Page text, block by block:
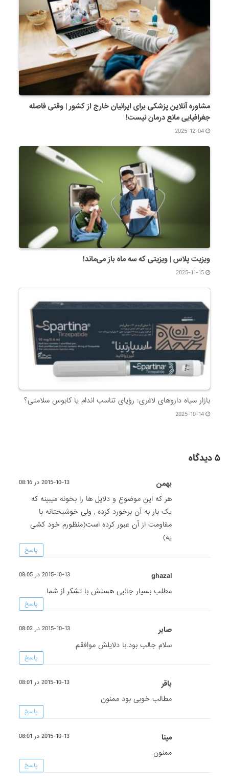
مشاوره آنلاین پزشکی برای ایرانیان خارج از کشور | وقتی فاصله
جغرافیایی مانع درمان نیست!
2025-12-04
ویزیت پلاس | ویزیتی که سه ماه باز می‌ماند!
2025-11-15
بازار سیاه داروهای لاغری: رؤیای تناسب اندام یا کابوس سلامتی؟
2025-10-14
۵ دیدگاه
بهمن 2015-10-13 در 08:16
هر که این موضوع و دلایل ها را بخونه میبینه که
یک بار به آن برخورد کرده , ولی خوشبختانه با
مقاومت از آن عبور کرده است(منظورم خود کشی
یه)
پاسخ
ghazal 2015-10-13 در 08:05
مطلب بسیار جالبی هستش با تشکر از شما
پاسخ
صابر 2015-10-13 در 08:02
سلام جالب بود.با دلایلش موافقم
پاسخ
باقر 2015-10-13 در 08:01
مطالب خوبی بود ممنون
پاسخ
مینا 2015-10-13 در 08:01
ممنون
پاسخ